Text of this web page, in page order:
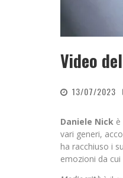
Video
13/07/2023
Daniele Nick
vari generi,
ha racchiuso i
emozioni da cui